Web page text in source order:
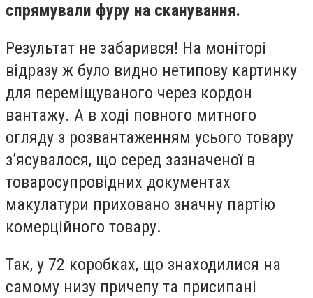
спрямували фуру на сканування.
Результат не забарився! На моніторі
відразу ж було видно нетипову картинку
для переміщуваного через кордон
вантажу. А в ході повного митного
огляду з розвантаженням усього товару
з’ясувалося, що серед зазначеної в
товаросупровідних документах
макулатури приховано значну партію
комерційного товару.
Так, у 72 коробках, що знаходилися на
самому низу причепу та присипані